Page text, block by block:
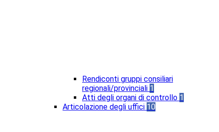
Rendiconti gruppi consiliari
regionali/provinciali 1
Atti degli organi di controllo 1
Articolazione degli uffici 10